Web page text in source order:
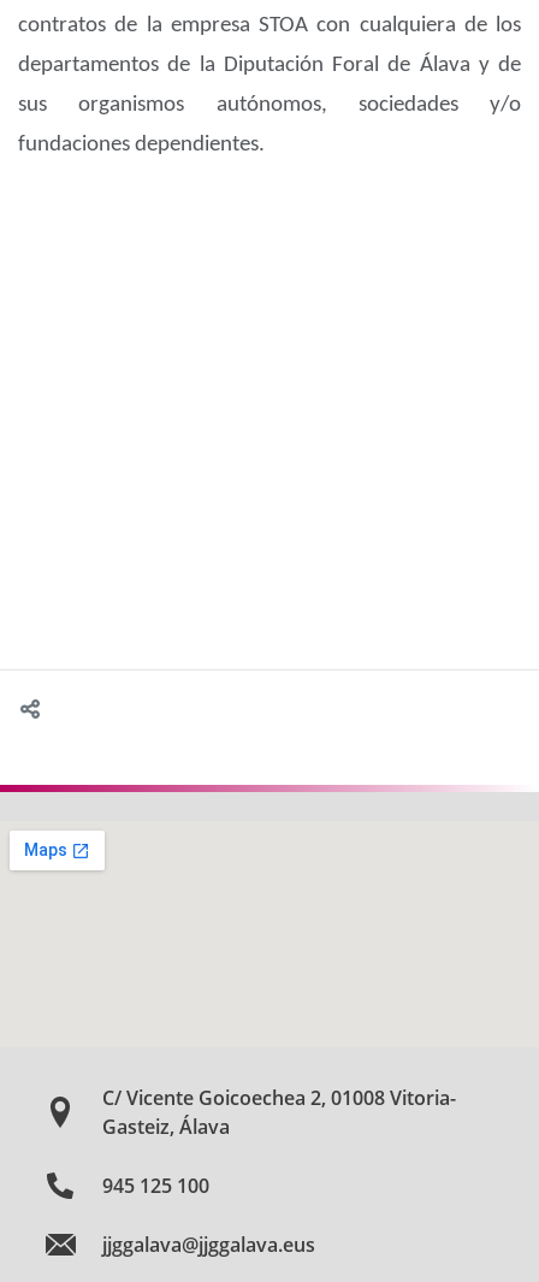
contratos de la empresa STOA con cualquiera de los
departamentos de la Diputación Foral de Álava y de
sus organismos autónomos, sociedades y/o
fundaciones dependientes.
C/ Vicente Goicoechea 2, 01008 Vitoria-
Gasteiz, Álava
945 125 100
jjggalava@jjggalava.eus